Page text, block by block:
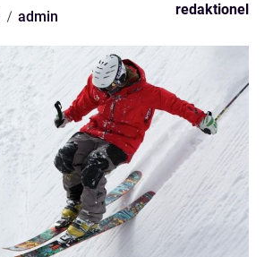
admin redaktionel